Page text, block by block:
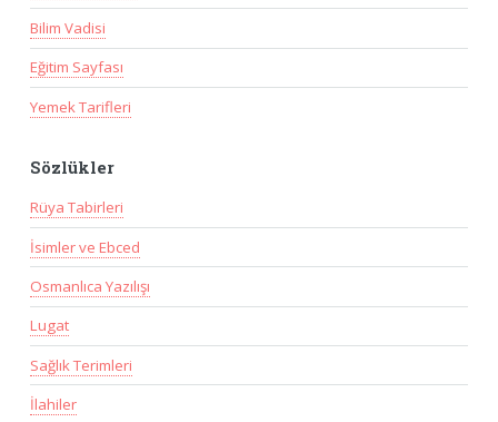
Bilim Vadisi
Eğitim Sayfası
Yemek Tarifleri
Sözlükler
Rüya Tabirleri
İsimler ve Ebced
Osmanlıca Yazılışı
Lugat
Sağlık Terimleri
İlahiler